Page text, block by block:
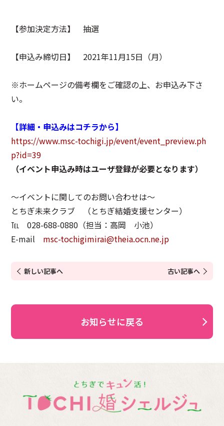
【参加決定方法】 抽選
【申込み締切日】 2021年11月15日（月）
※ホームページの備考欄をご確認の上、お申込み下さ
い。
【詳細・申込みはコチラから】
https://www.msc-tochigi.jp/event/event_preview.ph
p?id=39
（イベント申込み時はユーザ登録が必要となります）
～イベントに関してのお問い合わせは～
とちぎ未来クラブ （とちぎ結婚支援センター）
℡ 028-688-0880（担当：高岡 小池）
E-mail msc-tochigimirai@theia.ocn.ne.jp
新しい記事へ 古い記事へ
お知らせに戻る